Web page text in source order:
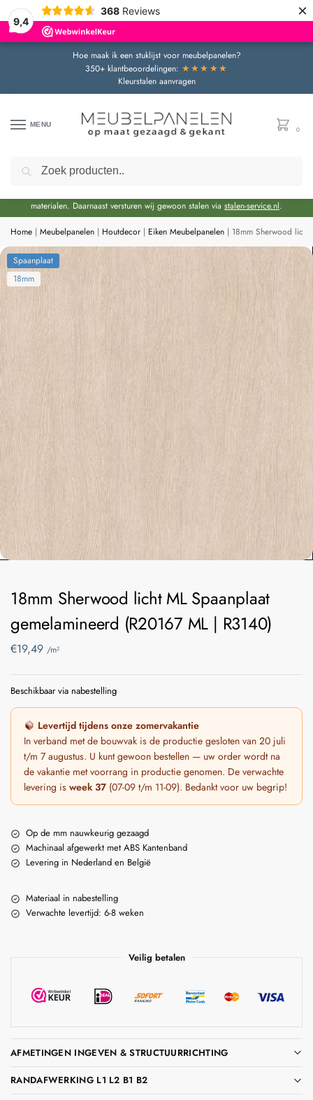
9,4
368 Reviews ×
Hoe maak ik een stuklijst voor meubelpanelen?
350+ klantbeoordelingen: ★★★★★
Kleurstalen aanvragen
MENU
0
Door de bouwvakperiode geldt momenteel een extra levertijd van circa 3 weken
materialen. Daarnaast versturen wij gewoon stalen via stalen-service.nl.
Home | Meubelpanelen | Houtdecor | Eiken Meubelpanelen | 18mm Sherwood
Spaanplaat
18mm
18mm Sherwood licht ML Spaanplaat
gemelamineerd (R20167 ML | R3140)
€19,49 /m²
Beschikbaar via nabestelling
Levertijd tijdens onze zomervakantie
In verband met de bouwvak is de productie gesloten van 20 juli
t/m 7 augustus. U kunt gewoon bestellen — uw order wordt na
de vakantie met voorrang in productie genomen. De verwachte
levering is week 37 (07-09 t/m 11-09). Bedankt voor uw begrip!
Op de mm nauwkeurig gezaagd
Machinaal afgewerkt met ABS Kantenband
Levering in Nederland en België
Materiaal in nabestelling
Verwachte levertijd: 6-8 weken
Veilig betalen
AFMETINGEN INGEVEN & STRUCTUURRICHTING
RANDAFWERKING L1 L2 B1 B2